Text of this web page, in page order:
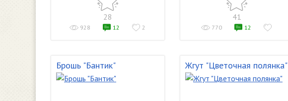
28
928 12 2
41
770 12
Брошь "Бантик" Жгут "Цветочная полянка"